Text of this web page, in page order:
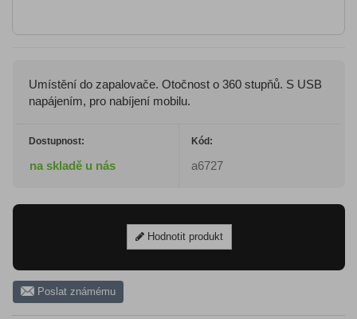
Umístění do zapalovače. Otočnost o 360 stupňů. S USB
napájením, pro nabíjení mobilu.
Dostupnost:
na skladě u nás
Kód:
a6727
Hodnotit produkt
Poslat známému